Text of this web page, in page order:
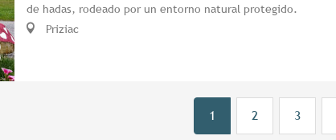
de hadas, rodeado por un entorno natural protegido.
Priziac
1 2 3